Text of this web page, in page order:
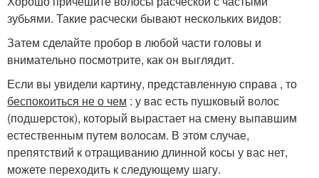
зубьями. Такие расчески бывают нескольких видов:
Затем сделайте пробор в любой части головы и
внимательно посмотрите, как он выглядит.
Если вы увидели картину, представленную справа , то
беспокоиться не о чем : у вас есть пушковый волос
(подшерсток), который вырастает на смену выпавшим
естественным путем волосам. В этом случае,
препятствий к отращиванию длинной косы у вас нет,
можете переходить к следующему шагу.